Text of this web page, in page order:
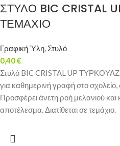
ΣΤΥΛΟ BIC CRISTAL
ΤΕΜΑΧΙΟ
Γραφική Ύλη, Στυλό
0,40€
Στυλό BIC CRISTAL UP
για καθημερινή γραφή στο σχολείο,
Προσφέρει άνετη ροή μελανιού
αποτέλεσμα. Διατίθεται σε τεμάχιο.